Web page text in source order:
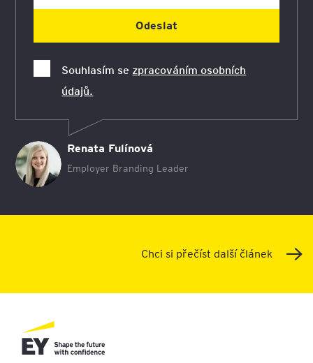
Renata Fulínová
Employer Branding Leader
Odeslat
Souhlasím se zpracováním osobních
údajů.
Chci si přečíst další článek